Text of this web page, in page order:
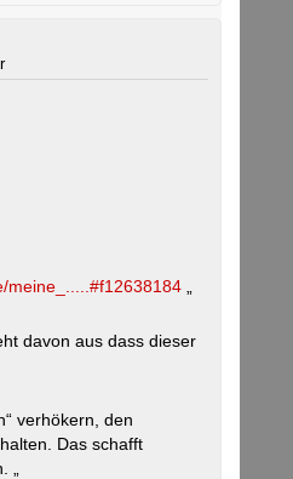
meine_.....#f12638184
davon aus dass dieser
verhökern, den
Das schafft